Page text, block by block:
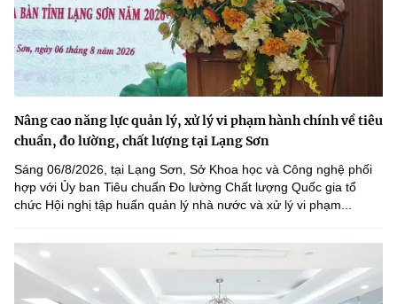
Nâng cao năng lực quản lý, xử lý vi phạm hành chính về tiêu
chuẩn, đo lường, chất lượng tại Lạng Sơn
Sáng 06/8/2026, tại Lạng Sơn, Sở Khoa học và Công nghệ phối
hợp với Ủy ban Tiêu chuẩn Đo lường Chất lượng Quốc gia tổ
chức Hội nghị tập huấn quản lý nhà nước và xử lý vi phạm...